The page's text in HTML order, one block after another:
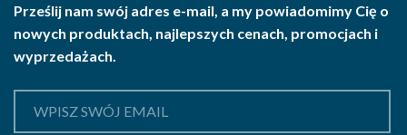
Prześlij nam swój adres e-mail, a my powiadomimy Cię o
nowych produktach, najlepszych cenach, promocjach i
wyprzedażach.